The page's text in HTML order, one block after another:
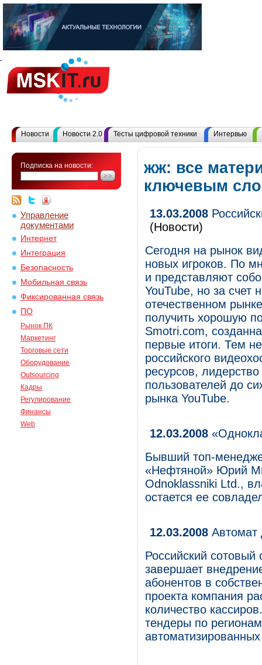
Новости Новости 2.0 Тесты цифровой техники Интервью
Подписка на новости:
Управление
документами
Интернет
Интеграция
Безопасность
Мобильная связь
Фиксированная связь
ПО
Рынок ПК
Маркетинг
Торговые сети
Оборудование
Outsourcing
Кадры
Регулирование
Финансы
Web
жж: все
ключевым
13.03.2008
(Новости)
Сегодня на рынок
новых игроков. По
и представляют
YouTube, но за счет
отечественном
получить хорошую
Smotri.com,
первые итоги. Тем
российского
ресурсов,
пользователей до
рынка YouTube.
12.03.2008
Бывший топ-
«Нефтяной» Юрий
Odnoklassniki Ltd.,
остается ее
12.03.2008 Автомат
Российский
завершает
абонентов в
проекта компания
количество
тендеры по